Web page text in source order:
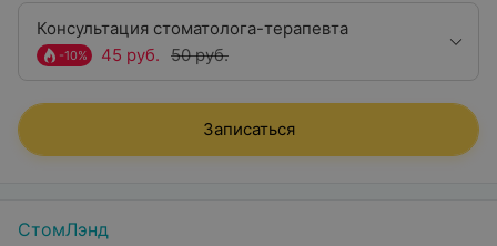
Консультация стоматолога-терапевта
-10% 45 руб. 50 руб.
Записаться
СтомЛэнд